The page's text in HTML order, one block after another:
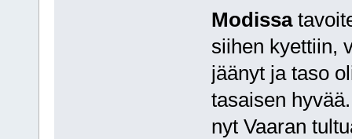
Modissa
siihen kyettiin,
jäänyt ja taso
tasaisen
nyt Vaaran